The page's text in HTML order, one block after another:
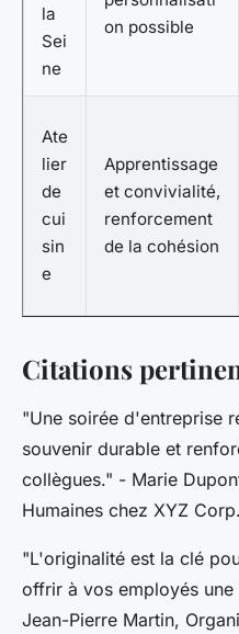
la
Sei
ne
on possible
Ate
lier
de
cui
sin
e
Apprentissage
et convivialité,
renforcement
de la cohésion
Citations
"Une soirée d'entreprise
souvenir durable et
collègues." - Marie
Humaines chez XYZ Corp.
"L'originalité est la clé
offrir à vos employés
Jean-Pierre Martin,